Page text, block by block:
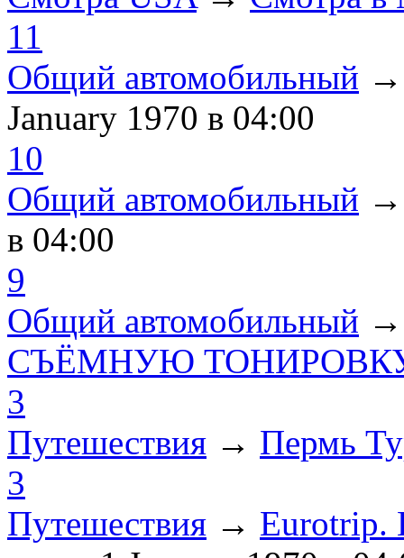
11
Общий автомобильный
January 1970 в 04:00
10
Общий автомобильный
в 04:00
9
Общий автомобильный
СЪЁМНУЮ
3
Путешествия → Пермь
3
Путешествия → Eurotrip.